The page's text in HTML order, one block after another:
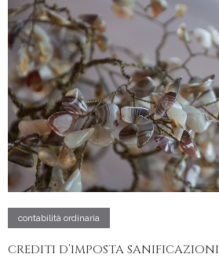
contabilità ordinaria
CREDITI D’IMPOSTA SANIFICAZIONI